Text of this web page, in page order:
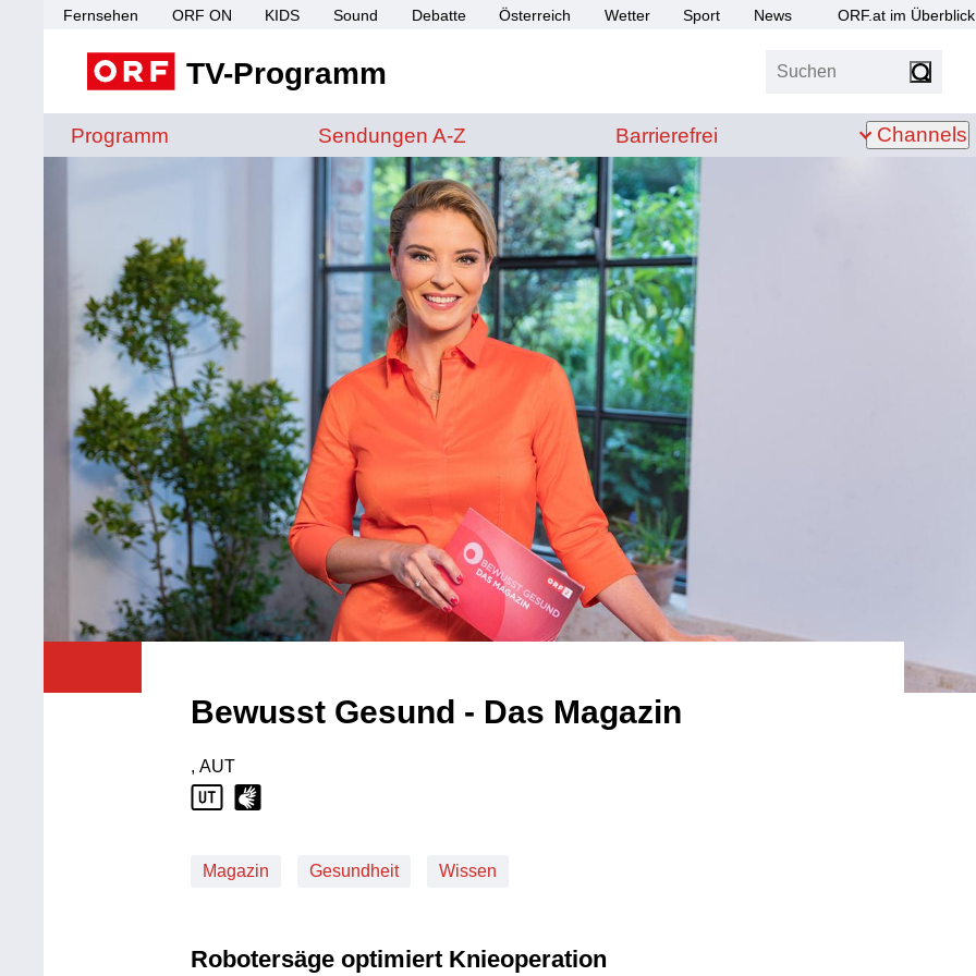
Fernsehen ORF ON KIDS Sound Debatte Österreich Wetter Sport News ORF.at im Überblick
TV-Programm Suchen
Programm Sendungen von A bis Z
Sendungen A-Z Barrierefrei
Barrierefrei Channels
Bewusst Gesund - Das Magazin
Produktionsland: AUT
, AUT
Magazin Gesundheit Wissen
Robotersäge optimiert Knieoperation